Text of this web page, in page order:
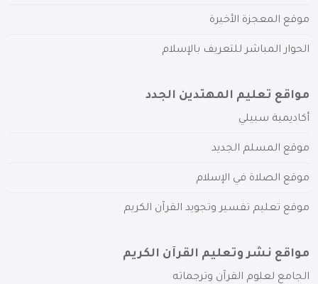
موقع المعجزة الأخيرة
الحوار المباشر للتعريف بالإسلام
مواقع تعليم المهتدين الجدد
أكاديمية سبيلي
موقع المسلم الجديد
موقع الصلاة في الإسلام
موقع تعليم تفسير وتجويد القرآن الكريم
مواقع نشر وتعليم القرآن الكريم
الجامع لعلوم القرآن وترجماته